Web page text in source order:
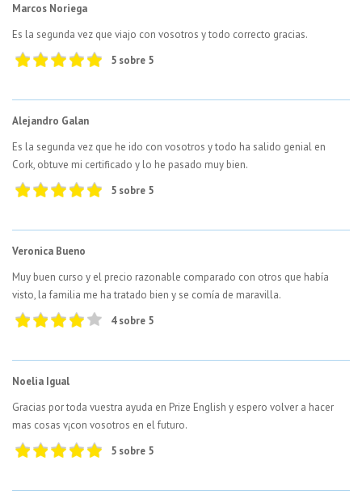
Marcos Noriega
Es la segunda vez que viajo con vosotros y todo correcto gracias.
5 sobre 5
Alejandro Galan
Es la segunda vez que he ido con vosotros y todo ha salido genial en
Cork, obtuve mi certificado y lo he pasado muy bien.
5 sobre 5
Veronica Bueno
Muy buen curso y el precio razonable comparado con otros que había
visto, la familia me ha tratado bien y se comía de maravilla.
4 sobre 5
Noelia Igual
Gracias por toda vuestra ayuda en Prize English y espero volver a hacer
mas cosas v¡con vosotros en el futuro.
5 sobre 5